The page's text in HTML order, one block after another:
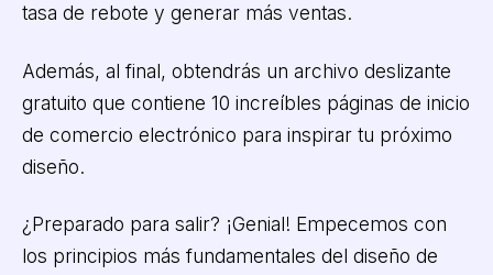
tasa de rebote y generar más ventas.
Además, al final, obtendrás un archivo deslizante
gratuito que contiene 10 increíbles páginas de inicio
de comercio electrónico para inspirar tu próximo
diseño.
¿Preparado para salir? ¡Genial! Empecemos con
los principios más fundamentales del diseño de